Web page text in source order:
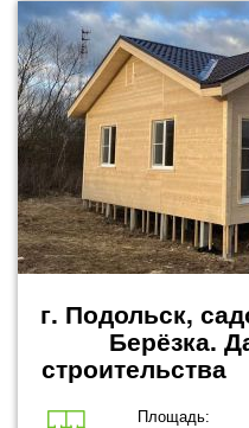
г. Подольск,
Берёзка.
Площадь: